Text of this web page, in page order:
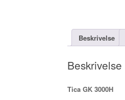
Beskrivelse
Beskrivelse
Tica GK 3000H